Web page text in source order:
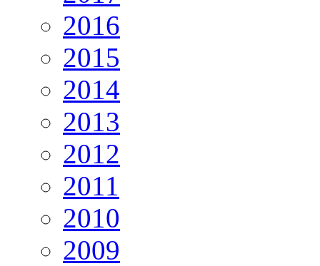
2016
2015
2014
2013
2012
2011
2010
2009